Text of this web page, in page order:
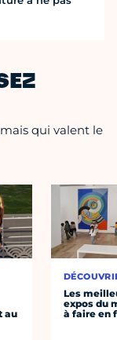
qui valent le
au
Les
expos du
à faire en